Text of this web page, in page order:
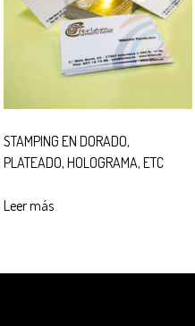
STAMPING EN DORADO,
PLATEADO, HOLOGRAMA, ETC
Leer más